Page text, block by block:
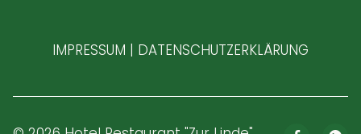
IMPRESSUM | DATENSCHUTZERKLÄRUNG